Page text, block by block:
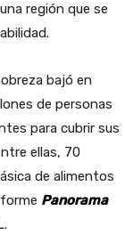
región que se
bajó en
de personas
para cubrir sus
ellas, 70
de alimentos
Panorama